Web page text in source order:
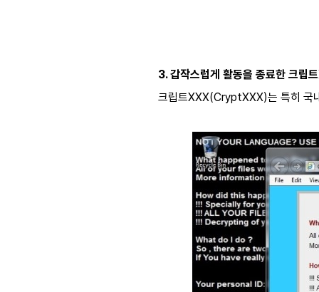
3. 갑작스럽게 활동을 종료한 크
크립트XXX(CryptXXX)는 특히 국